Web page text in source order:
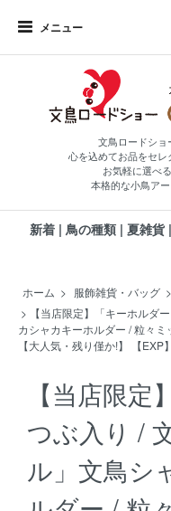
メニュー
文鳥ロードショ
心を込めてお品をセレ
お気軽に選べ
本格的な小鳥ア
新着 | 鳥の種類 | 夏雑貨 |
ホーム > 服飾雑貨・バッグ >
>
【当店限定】「キーホルダ
カシャカキーホルダー / 粒々
【大人気・残り僅か!】 【EXP】
【当店限
つぶ入り /
ル」文鳥シ